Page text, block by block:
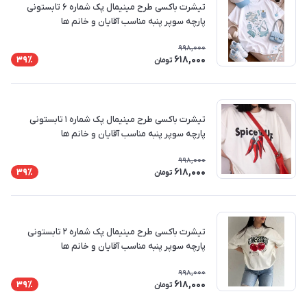
تیشرت باکسی طرح مینیمال پک شماره ۶ تابستونی
پارچه سوپر پنبه مناسب آقایان و خانم ها
998,000
618,000 تومان 39٪
تیشرت باکسی طرح مینیمال پک شماره ۱ تابستونی
پارچه سوپر پنبه مناسب آقایان و خانم ها
998,000
618,000 تومان 39٪
تیشرت باکسی طرح مینیمال پک شماره ۲ تابستونی
پارچه سوپر پنبه مناسب آقایان و خانم ها
998,000
618,000 تومان 39٪